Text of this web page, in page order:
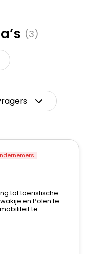
(3)
tot toeristische
en Polen te
te
Engels